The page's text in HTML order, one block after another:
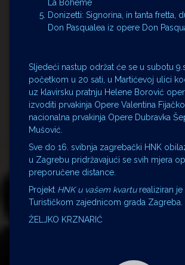
La Bohème
Donizetti: Signorina, in tanta fretta,
Don Pasqualea iz opere Don
Sljedeći nastup održat će se u subotu
početkom u 20 sati, u Martićevoj ulici
uz klavirsku pratnju Helene Borović
izvoditi prvakinja Opere Valentina
nacionalna prvakinja Opere Dubravka
Mušović.
Sve do 16. svibnja zagrebački HNK
u Zagrebu pridržavajući se svih mjera
preporučene distance.
Projekt HNK u vašem kvarturealiziran je
Turističkom zajednicom grada Zagreba.
ŽELJKO KRZNARIĆ